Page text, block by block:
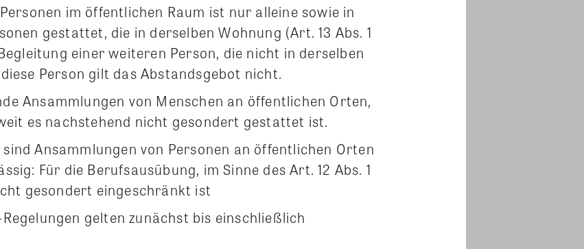
im öffentlichen Raum ist nur alleine sowie in
gestattet, die in derselben Wohnung (Art. 13 Abs. 1
einer weiteren Person, die nicht in derselben
Person gilt das Abstandsgebot nicht.
Ansammlungen von Menschen an öffentlichen Orten,
es nachstehend nicht gesondert gestattet ist.
Ansammlungen von Personen an öffentlichen Orten
Für die Berufsausübung, im Sinne des Art. 12 Abs. 1
gesondert eingeschränkt ist
gelten zunächst bis einschließlich